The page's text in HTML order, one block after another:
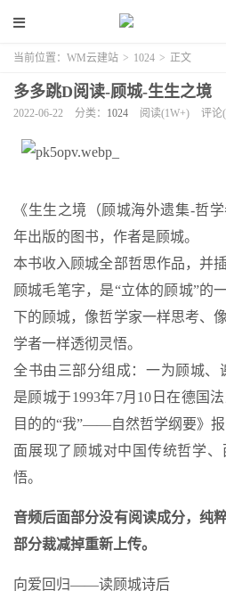
当前位置： WM云建站 > 1024 > 正文
多多跳D阅读-顾城-生生之境
2022-06-22 分类： 1024 阅读(1W+) 评论
《生生之境（顾城海外遗集-哲
年出版的图书，作者是顾城。
本书收入顾城全部哲思作品，并
顾城毛笔字，是“立体的顾城”的
下的顾城，像哲学家一样思考、
学者一样透彻灵悟。
全书由三部分组成：一为顾城、
是顾城于1993年7月10日在德国
目的的“我”——自然哲学纲要》
面展现了顾城对中国传统哲学
悟。
音频后面部分没有阅读成分，纯
部分裁减掉重新上传。
向爱回归——读顾城诗后